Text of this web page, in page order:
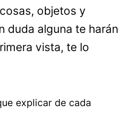
objetos y
duda alguna te harán
vista, te lo
explicar de cada